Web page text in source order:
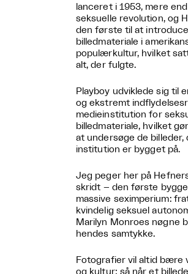
lanceret i 1953, mere
seksuelle revolution, og
den første til at
billedmateriale i
populærkultur, hvilket
alt, der fulgte.
Playboy udviklede sig til
og ekstremt
medieinstitution for
billedmateriale, hvilket
at undersøge de billeder,
institution er bygget på.
Jeg peger her på
skridt – den første
massive seximperium:
kvindelig seksuel
Marilyn Monroes nøgne
hendes samtykke.
Fotografier vil altid bære
og kultur; så når et